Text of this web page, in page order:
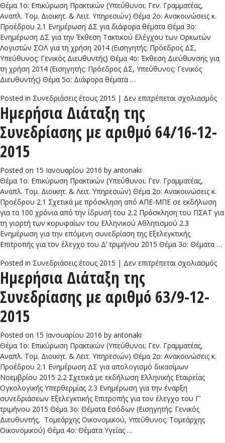
Θέμα 1ο: Επικύρωση Πρακτικών (Υπεύθυνοι: Γεν. Γραμματέας,
Αναπλ. Τομ. Διοικητ. & Λειτ. Υπηρεσιών) Θέμα 2ο: Ανακοινώσεις κ.
Προέδρου 2.1 Ενημέρωση ΔΣ για διάφορα θέματα Θέμα 3ο:
Ενημέρωση ΔΣ για την Έκθεση Τακτικού Ελέγχου των Ορκωτών
Λογιστών ΣΟΛ για τη χρήση 2014 (Εισηγητής: Πρόεδρος ΔΣ,
Υπεύθυνος: Γενικός Διευθυντής) Θέμα 4ο: Έκθεση Διεύθυνσης για
τη χρήση 2014 (Εισηγητής: Πρόεδρος ΔΣ, Υπεύθυνος: Γενικός
Διευθυντής) Θέμα 5ο: Διάφορα θέματα …
Posted in Συνεδριάσεις έτους 2015 | Δεν επιτρέπεται σχολιασμός
Ημερήσια Διάταξη της
Συνεδρίασης με αριθμό 64/16-12-
2015
Posted on 15 Ιανουαρίου 2016 by antonaki
Θέμα 1ο: Επικύρωση Πρακτικών (Υπεύθυνοι: Γεν. Γραμματέας,
Αναπλ. Τομ. Διοικητ. & Λειτ. Υπηρεσιών) Θέμα 2ο: Ανακοινώσεις κ.
Προέδρου 2.1 Σχετικά με πρόσκληση από ΑΠΕ-ΜΠΕ σε εκδήλωση
για τα 100 χρόνια από την ίδρυσή του 2.2 Πρόσκληση του ΠΣΑΤ για
τη γιορτή των κορυφαίων του Ελληνικού Αθλητισμού 2.3
Ενημέρωση για την επόμενη συνεδρίαση της Εξελεγκτικής
Επιτροπής για τον έλεγχο του Δ’ τριμήνου 2015 Θέμα 3ο: Θέματα …
Posted in Συνεδριάσεις έτους 2015 | Δεν επιτρέπεται σχολιασμός
Ημερήσια Διάταξη της
Συνεδρίασης με αριθμό 63/9-12-
2015
Posted on 15 Ιανουαρίου 2016 by antonaki
Θέμα 1ο: Επικύρωση Πρακτικών (Υπεύθυνοι: Γεν. Γραμματέας,
Αναπλ. Τομ. Διοικητ. & Λειτ. Υπηρεσιών) Θέμα 2ο: Ανακοινώσεις κ.
Προέδρου 2.1 Ενημέρωση ΔΣ για απολογισμό δικασίμων
Νοεμβρίου 2015 2.2 Σχετικά με εκδήλωση Ελληνικής Εταιρείας
Ογκολογικής Υπερθερμίας 2.3 Ενημέρωση για την έναρξη
συνεδριάσεων Εξελεγκτικής Επιτροπής για τον έλεγχο του Γ’
τριμήνου 2015 Θέμα 3ο: Θέματα Εσόδων (Εισηγητής: Γενικός
Διευθυντής, Τομεάρχης Οικονομικού, Υπεύθυνος: Τομεάρχης
Οικονομικού) Θέμα 4ο: Θέματα Υγείας …